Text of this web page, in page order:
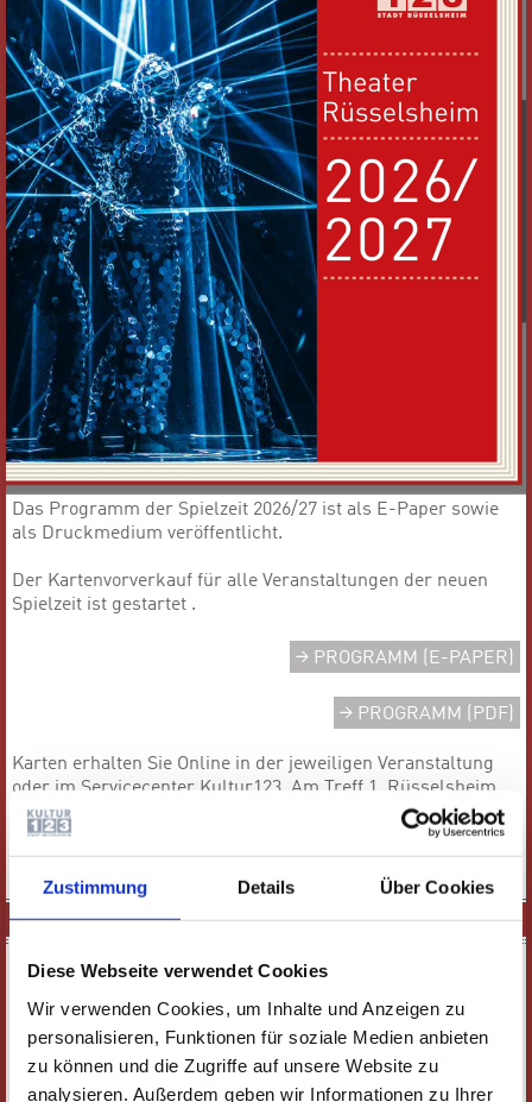
Zustimmung Details Über Cookies
Diese Webseite verwendet Cookies
Wir verwenden Cookies, um Inhalte und Anzeigen zu
personalisieren, Funktionen für soziale Medien anbieten
zu können und die Zugriffe auf unsere Website zu
analysieren. Außerdem geben wir Informationen zu Ihrer
Das Programm der Spielzeit 2026/27 ist als E-Paper sowie
als Druckmedium veröffentlicht.
Der Kartenvorverkauf für alle Veranstaltungen der neuen
Spielzeit ist gestartet .
PROGRAMM (E-PAPER)
PROGRAMM (PDF)
Karten erhalten Sie Online in der jeweiligen Veranstaltung
oder im Servicecenter Kultur123, Am Treff 1, Rüsselsheim,
Telefon 0 61 42 / 83 26 30.
SPIELPLAN
VERANSTALTUNGEN FILTERN
Alle Veranstaltungen Schauspiel & Komödie Oper & Operette